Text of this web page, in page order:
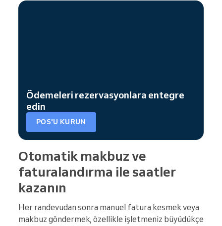
Ödemeleri rezervasyonlara entegre
edin
POS'U KURUN
Otomatik makbuz ve
faturalandırma ile saatler
kazanın
Her randevudan sonra manuel fatura kesmek veya
makbuz göndermek, özellikle işletmeniz büyüdükçe